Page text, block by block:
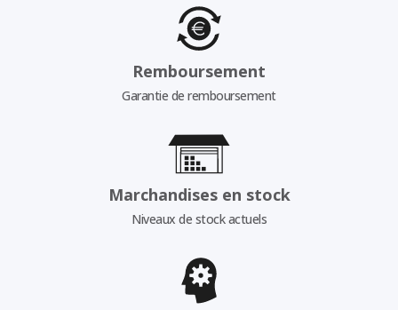
Remboursement
Garantie de remboursement
Marchandises en stock
Niveaux de stock actuels